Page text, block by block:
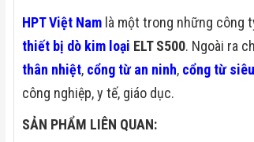
HPT Việt Nam là một trong những công
thiết bị dò kim loại ELT S500. Ngoài ra
thân nhiệt, cổng từ an ninh, cổng từ
công nghiệp, y tế, giáo dục.
SẢN PHẨM LIÊN QUAN: